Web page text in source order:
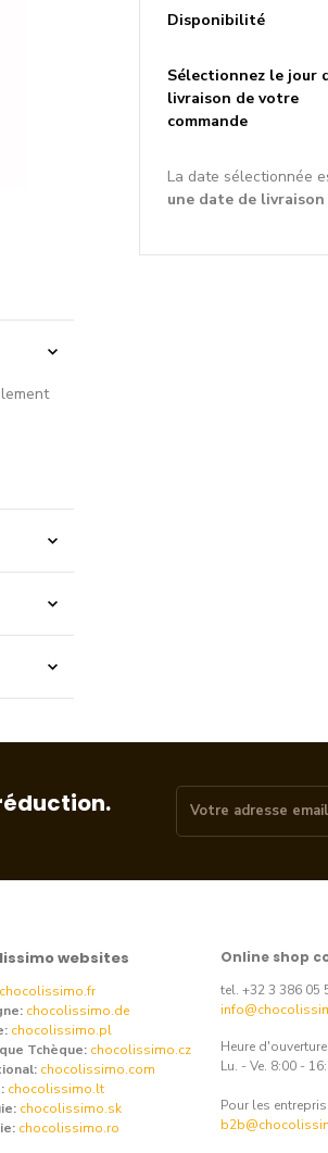
Disponibilité
Sélectionnez le jour
livraison de votre
commande
La date sélectionnée
une date de
websites
chocolissimo.fr
chocolissimo.de
chocolissimo.pl
Tchèque: chocolissimo.cz
chocolissimo.com
chocolissimo.lt
chocolissimo.sk
chocolissimo.ro
Online shop
tel. +32 3 386 05
Heure
Lu. - Ve. 8:00 -
Pour les